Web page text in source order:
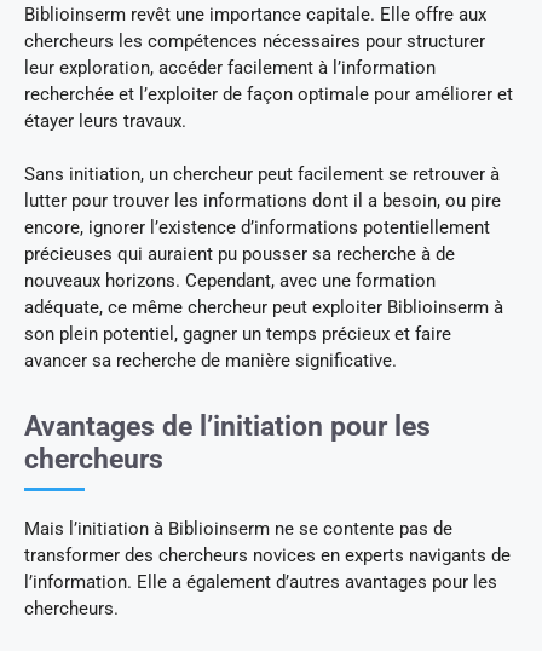
Biblioinserm revêt une importance capitale. Elle offre aux
chercheurs les compétences nécessaires pour structurer
leur exploration, accéder facilement à l’information
recherchée et l’exploiter de façon optimale pour améliorer et
étayer leurs travaux.
Sans initiation, un chercheur peut facilement se retrouver à
lutter pour trouver les informations dont il a besoin, ou pire
encore, ignorer l’existence d’informations potentiellement
précieuses qui auraient pu pousser sa recherche à de
nouveaux horizons. Cependant, avec une formation
adéquate, ce même chercheur peut exploiter Biblioinserm à
son plein potentiel, gagner un temps précieux et faire
avancer sa recherche de manière significative.
Avantages de l’initiation pour les
chercheurs
Mais l’initiation à Biblioinserm ne se contente pas de
transformer des chercheurs novices en experts navigants de
l’information. Elle a également d’autres avantages pour les
chercheurs.